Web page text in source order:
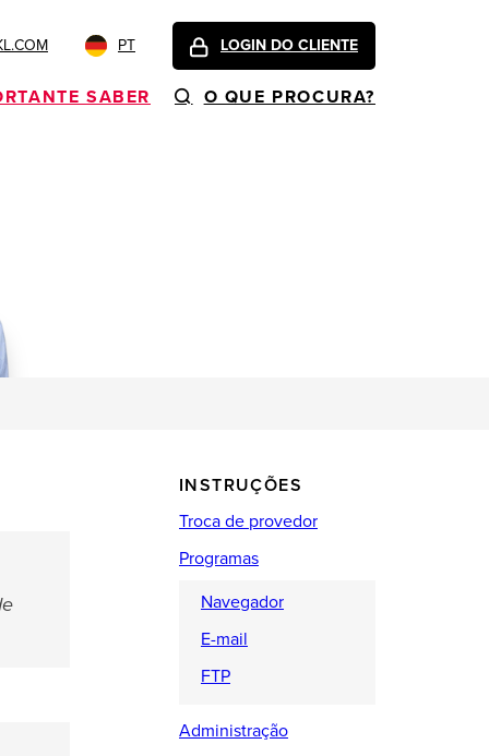
PT LOGIN DO CLIENTE
SABER O QUE PROCURA?
INSTRUÇÕES
Troca de provedor
Programas
Navegador
E-mail
FTP
Administração